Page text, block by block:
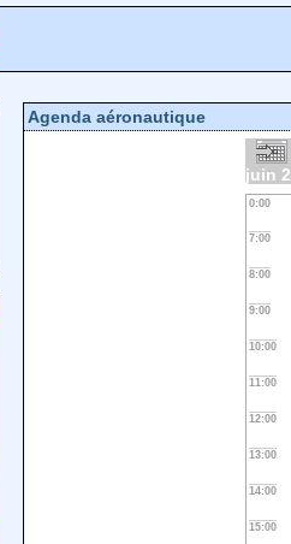
Agenda aéronautique
juin
0:00
7:00
8:00
9:00
10:00
11:00
12:00
13:00
14:00
15:00